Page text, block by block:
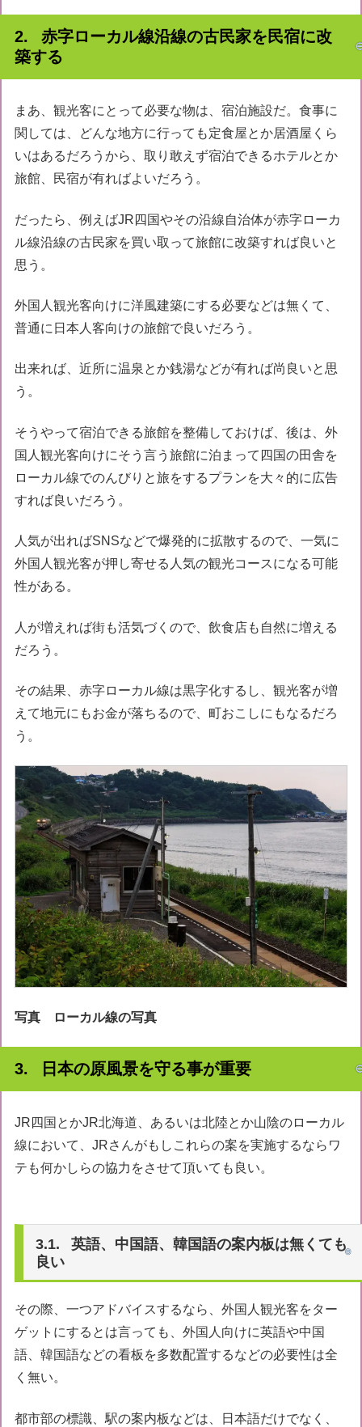
赤字ローカル線沿線の古民家を民宿に改
築する
まあ、観光客にとって必要な物は、宿泊施設だ。食事に
関しては、どんな地方に行っても定食屋とか居酒屋くら
いはあるだろうから、取り敢えず宿泊できるホテルとか
旅館、民宿が有ればよいだろう。
だったら、例えばJR四国やその沿線自治体が赤字ローカ
ル線沿線の古民家を買い取って旅館に改築すれば良いと
思う。
外国人観光客向けに洋風建築にする必要などは無くて、
普通に日本人客向けの旅館で良いだろう。
出来れば、近所に温泉とか銭湯などが有れば尚良いと思
う。
そうやって宿泊できる旅館を整備しておけば、後は、外
国人観光客向けにそう言う旅館に泊まって四国の田舎を
ローカル線でのんびりと旅をするプランを大々的に広告
すれば良いだろう。
人気が出ればSNSなどで爆発的に拡散するので、一気に
外国人観光客が押し寄せる人気の観光コースになる可能
性がある。
人が増えれば街も活気づくので、飲食店も自然に増える
だろう。
その結果、赤字ローカル線は黒字化するし、観光客が増
えて地元にもお金が落ちるので、町おこしにもなるだろ
う。
写真 ローカル線の写真
日本の原風景を守る事が重要
JR四国とかJR北海道、あるいは北陸とか山陰のローカル
線において、JRさんがもしこれらの案を実施するならワ
テも何かしらの協力をさせて頂いても良い。
英語、中国語、韓国語の案内板は無くても
良い
その際、一つアドバイスするなら、外国人観光客をター
ゲットにするとは言っても、外国人向けに英語や中国
語、韓国語などの看板を多数配置するなどの必要性は全
く無い。
都市部の標識、駅の案内板などは、日本語だけでなく、